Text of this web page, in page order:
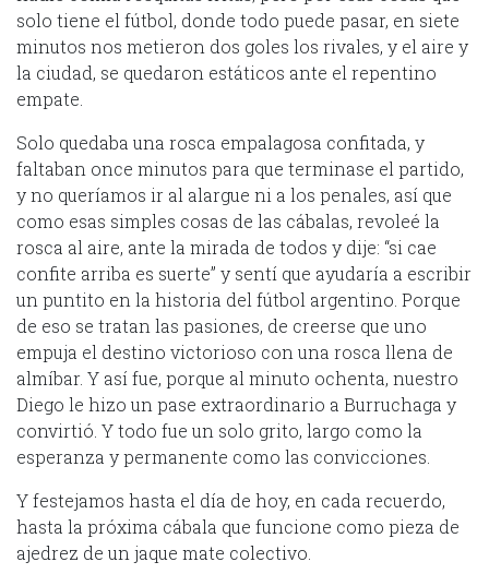
solo tiene el fútbol, donde todo puede pasar, en siete
minutos nos metieron dos goles los rivales, y el aire y
la ciudad, se quedaron estáticos ante el repentino
empate.
Solo quedaba una rosca empalagosa confitada, y
faltaban once minutos para que terminase el partido,
y no queríamos ir al alargue ni a los penales, así que
como esas simples cosas de las cábalas, revoleé la
rosca al aire, ante la mirada de todos y dije: “si cae
confite arriba es suerte” y sentí que ayudaría a escribir
un puntito en la historia del fútbol argentino. Porque
de eso se tratan las pasiones, de creerse que uno
empuja el destino victorioso con una rosca llena de
almíbar. Y así fue, porque al minuto ochenta, nuestro
Diego le hizo un pase extraordinario a Burruchaga y
convirtió. Y todo fue un solo grito, largo como la
esperanza y permanente como las convicciones.
Y festejamos hasta el día de hoy, en cada recuerdo,
hasta la próxima cábala que funcione como pieza de
ajedrez de un jaque mate colectivo.